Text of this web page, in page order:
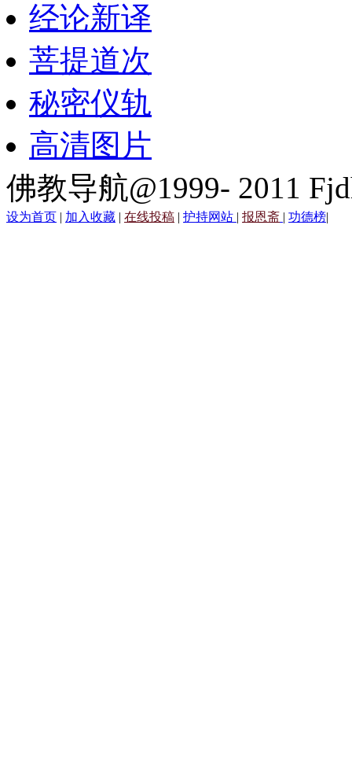
经论新译
菩提道次
秘密仪轨
高清图片
佛教导航@1999- 2011
设为首页 | 加入收藏 | 在线投稿 | 护持网站 | 报恩斋 | 功德榜|